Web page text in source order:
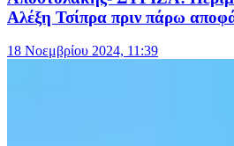
Αλέξη Τσίπρα πριν πάρω
18 Νοεμβρίου 2024, 11:39